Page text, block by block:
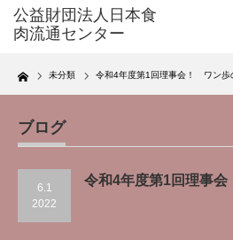
Home 未分類 令和4年度第1回理事会！ ワン歩
ブログ
6.1
2022
令和4年度第1回理事